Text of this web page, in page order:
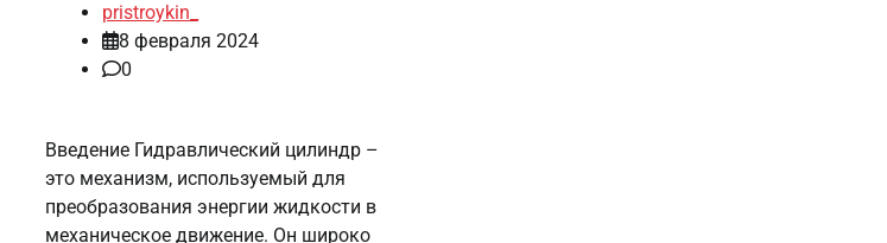
pristroykin_
8 февраля 2024
0
Введение Гидравлический цилиндр –
это механизм, используемый для
преобразования энергии жидкости в
механическое движение. Он широко